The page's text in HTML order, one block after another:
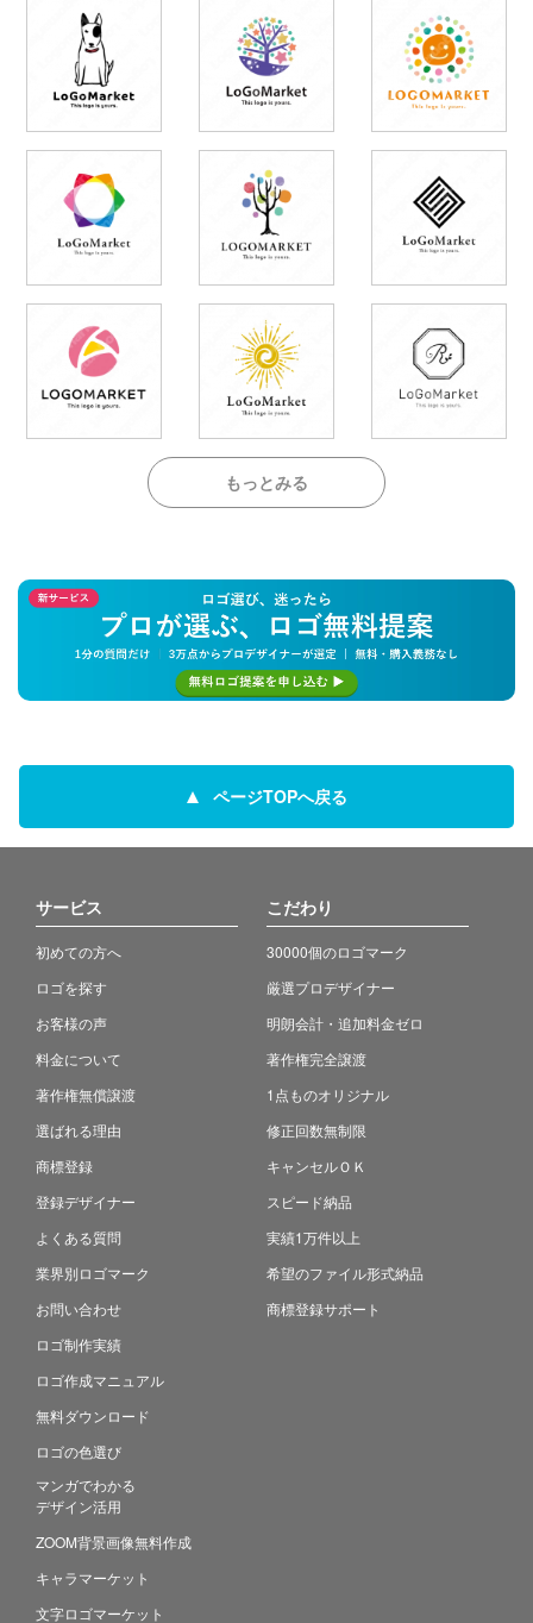
もっとみる
ページTOPへ戻る
サービス
初めての方へ
ロゴを探す
お客様の声
料金について
著作権無償譲渡
選ばれる理由
商標登録
登録デザイナー
よくある質問
業界別ロゴマーク
お問い合わせ
ロゴ制作実績
ロゴ作成マニュアル
無料ダウンロード
ロゴの色選び
マンガでわかる
デザイン活用
ZOOM背景画像無料作成
キャラマーケット
文字ロゴマーケット
こだわり
30000個のロゴマーク
厳選プロデザイナー
明朗会計・追加料金ゼロ
著作権完全譲渡
1点ものオリジナル
修正回数無制限
キャンセルＯＫ
スピード納品
実績1万件以上
希望のファイル形式納品
商標登録サポート